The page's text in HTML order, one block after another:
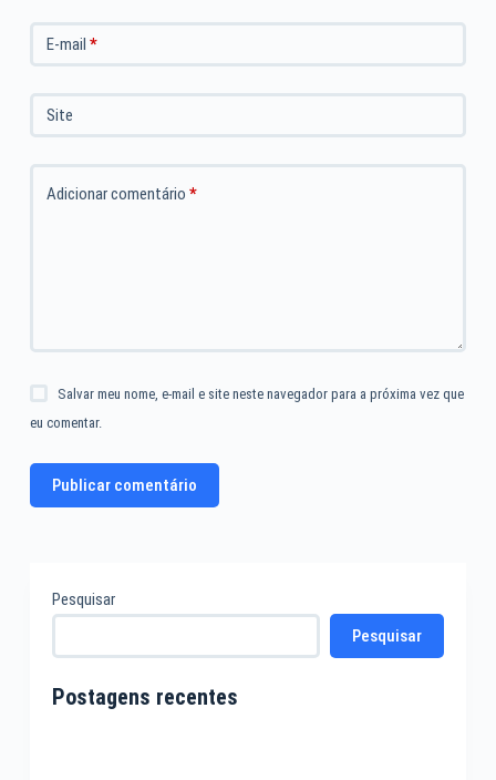
E-mail *
Site
Adicionar comentário *
Salvar meu nome, e-mail e site neste navegador para a próxima vez que
eu comentar.
Publicar comentário
Pesquisar
Pesquisar
Postagens recentes